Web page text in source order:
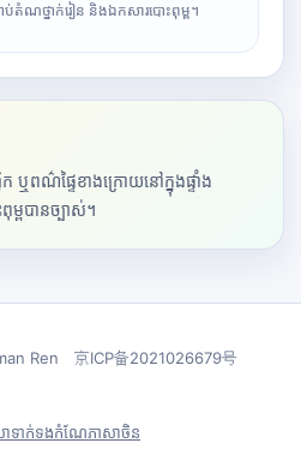
ប់តំណថ្នាក់រៀន និងឯកសារបោះពុម្ព។
ឬពណ៌ផ្ទៃខាងក្រោយនៅក្នុងផ្ទាំង
ពុម្ពបានច្បាស់។
Ren 京ICP备2021026679号
ទាក់ទងកំណែភាសាចិន